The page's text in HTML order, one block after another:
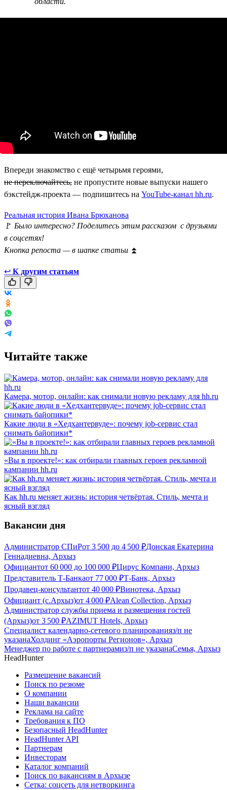
Впереди знакомство с ещё четырьмя героями,
не переключайтесь, не пропустите новые выпуски нашего
бэкстейдж-проекта — подпишитесь на YouTube-канал hh.ru.
Реальная история Ивана Брюханова
🚩 Было интересно? Поделитесь этим рассказом с друзьями
в соцсетях!
Кнопка репоста — в шапке статьи ⏫
↩ К другим статьям
Читайте также
Камера, мотор, онлайн: как снимали новую рекламу для hh.ru
Какие люди в «Хедхантервуде»: почему job-сервис стал
снимать байопики*
«Вы в проекте!»: как отбирали главных героев рекламной
кампании hh.ru
Как hh.ru меняет жизнь: история четвёртая. Стиль, мечта и
ясный взгляд
Вакансии дня
Администратор СПиРот 3 500 до 4 500 ₽Донская Екатерина
Геннадиевна, Архыз
Официантот 60 000 до 100 000 ₽Цирус Компани, Архыз
Представитель Т-Банкаот 77 000 ₽Т-Банк, Архыз
Продавец-консультантот 40 000 ₽Винотека, Архыз
Официант (с.Архыз)от 4 000 ₽Alean Collection, Архыз
Администратор службы приема и размещения гостей
(Архыз)от 3 500 ₽AZIMUT Hotels, Архыз
Специалист календарно-сетевого планированияз/п не
указанаХолдинг «Аэропорты Регионов», Архыз
Менеджер по работе с партнерамиз/п не указанаСемья, Архыз
HeadHunter
Размещение вакансий
Поиск по резюме
О компании
Наши вакансии
Реклама на сайте
Требования к ПО
Безопасный HeadHunter
HeadHunter API
Партнерам
Инвесторам
Каталог компаний
Поиск по вакансиям в Архызе
Сетка: соцсеть для нетворкинга